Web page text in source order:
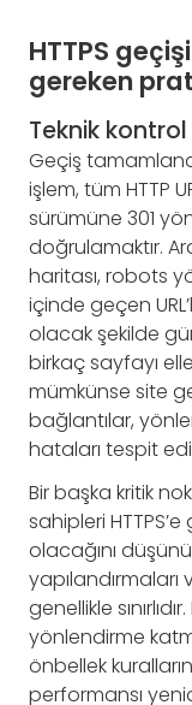
HTTPS
gereken
Teknik
Geçiş
işlem, tüm HTTP
sürümüne 301
doğrulamaktır.
haritası, robots
içinde geçen
olacak şekilde
birkaç sayfayı
mümkünse site
bağlantılar,
hataları tespit
Bir başka kritik
sahipleri
olacağını
genellikle
yönlendirme
önbellek
performansı